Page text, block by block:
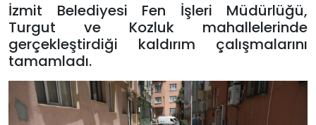
İzmit Belediyesi Fen İşleri Müdürlüğü,
Turgut ve Kozluk mahallelerinde
gerçekleştirdiği kaldırım çalışmalarını
tamamladı.